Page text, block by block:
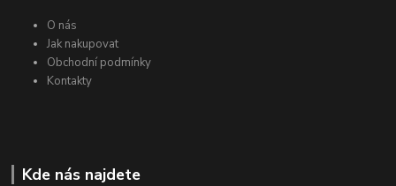
O nás
Jak nakupovat
Obchodní podmínky
Kontakty
Kde nás najdete